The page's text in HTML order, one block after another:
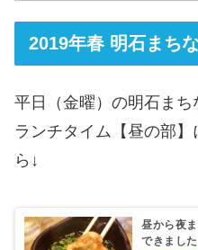
2019年春 明石まち
平日（金曜）の明石まち
ランチタイム【昼の部
ら↓
昼から夜
できました